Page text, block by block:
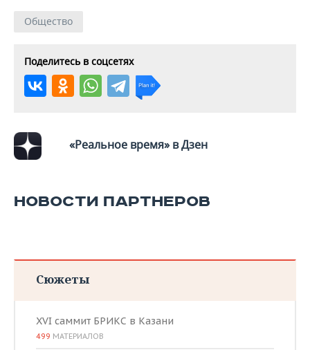
Общество
Поделитесь в соцсетях
«Реальное время» в Дзен
НОВОСТИ ПАРТНЕРОВ
Сюжеты
XVI саммит БРИКС в Казани
499 МАТЕРИАЛОВ